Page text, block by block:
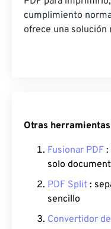
cumplimiento
ofrece una solución
Otras
Fusionar PDF :
solo
PDF Split :
sencillo
Convertidor